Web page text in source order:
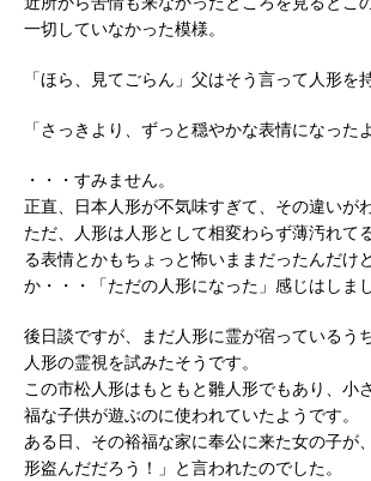
一切していなかった模様。
「ほら、見てごらん」父はそう言って人形を
「さっきより、ずっと穏やかな表情になったよ
・・・すみません。
正直、日本人形が不気味すぎて、その違いが
ただ、人形は人形として相変わらず薄汚れて
る表情とかもちょっと怖いままだったんだけ
か・・・「ただの人形になった」感じはしまし
後日談ですが、まだ人形に霊が宿っているう
人形の霊視を試みたそうです。
この市松人形はもともと雛人形でもあり、小
福な子供が遊ぶのに使われていたようです。
ある日、その裕福な家に奉公に来た女の子が
形盗んだだろう！」と言われたのでした。